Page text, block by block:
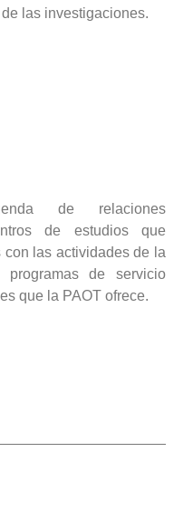
las investigaciones.
de relaciones
de estudios que
con las actividades de la
programas de servicio
que la PAOT ofrece.